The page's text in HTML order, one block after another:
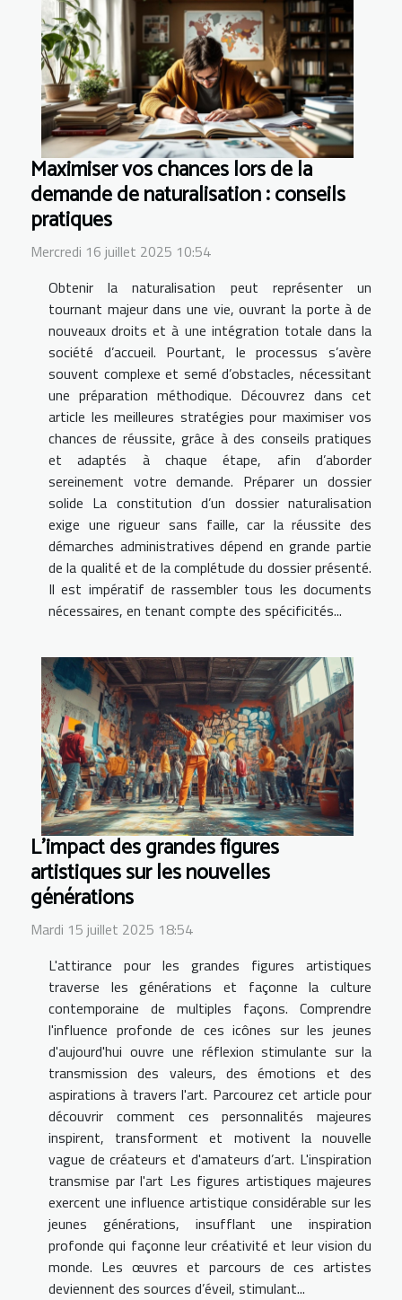
Maximiser vos chances lors de la
demande de naturalisation : conseils
pratiques
Mercredi 16 juillet 2025 10:54
Obtenir la naturalisation peut représenter un
tournant majeur dans une vie, ouvrant la porte à de
nouveaux droits et à une intégration totale dans la
société d’accueil. Pourtant, le processus s’avère
souvent complexe et semé d’obstacles, nécessitant
une préparation méthodique. Découvrez dans cet
article les meilleures stratégies pour maximiser vos
chances de réussite, grâce à des conseils pratiques
et adaptés à chaque étape, afin d’aborder
sereinement votre demande. Préparer un dossier
solide La constitution d’un dossier naturalisation
exige une rigueur sans faille, car la réussite des
démarches administratives dépend en grande partie
de la qualité et de la complétude du dossier présenté.
Il est impératif de rassembler tous les documents
nécessaires, en tenant compte des spécificités...
L'impact des grandes figures
artistiques sur les nouvelles
générations
Mardi 15 juillet 2025 18:54
L'attirance pour les grandes figures artistiques
traverse les générations et façonne la culture
contemporaine de multiples façons. Comprendre
l'influence profonde de ces icônes sur les jeunes
d'aujourd'hui ouvre une réflexion stimulante sur la
transmission des valeurs, des émotions et des
aspirations à travers l'art. Parcourez cet article pour
découvrir comment ces personnalités majeures
inspirent, transforment et motivent la nouvelle
vague de créateurs et d'amateurs d’art. L'inspiration
transmise par l'art Les figures artistiques majeures
exercent une influence artistique considérable sur les
jeunes générations, insufflant une inspiration
profonde qui façonne leur créativité et leur vision du
monde. Les œuvres et parcours de ces artistes
deviennent des sources d’éveil, stimulant...